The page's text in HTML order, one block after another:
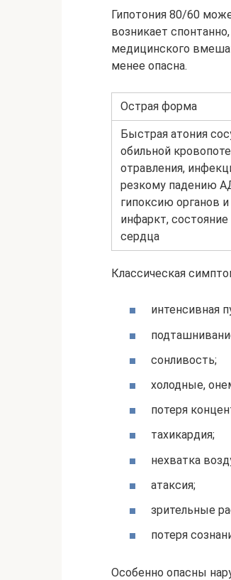
Гипотония 80/60
возникает
медицинского
менее опасна.
Острая форма
Быстрая атония
обильной
отравления,
резкому падению
гипоксию органов
инфаркт,
сердца
Классическая
интенсивная
сонливость;
холодные,
потеря
тахикардия;
нехватка
атаксия;
зрительные
потеря
Особенно опасны